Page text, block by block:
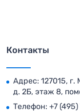
Контакты
Адрес: 127015,
д. 2Б, этаж 8,
Телефон: +7